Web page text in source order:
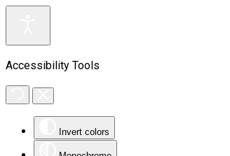
Accessibility Tools
Invert colors